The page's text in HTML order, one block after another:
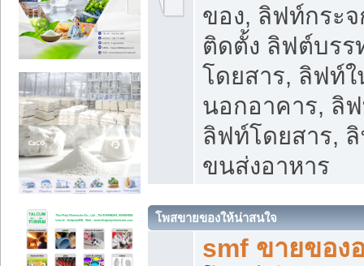
ของ, ลิฟท์กระ
ติดตั้ง ลิฟต์บร
โดยสาร, ลิฟท์
นอกอาคาร, ลิ
ลิฟท์โดยสาร,
ขนส่งอาหาร
โพสขายของให้น่าสนใจ
smf ขายของ